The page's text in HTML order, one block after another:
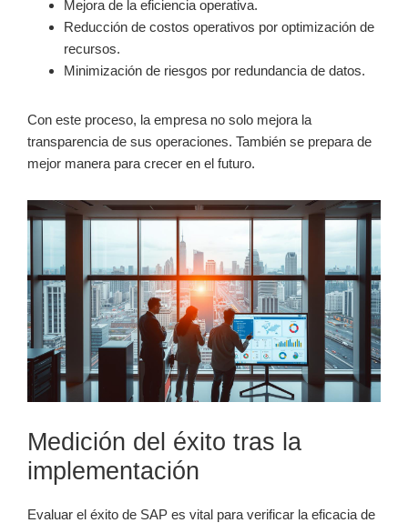
Mejora de la eficiencia operativa.
Reducción de costos operativos por optimización de
recursos.
Minimización de riesgos por redundancia de datos.
Con este proceso, la empresa no solo mejora la
transparencia de sus operaciones. También se prepara de
mejor manera para crecer en el futuro.
Medición del éxito tras la
implementación
Evaluar el éxito de SAP es vital para verificar la eficacia de